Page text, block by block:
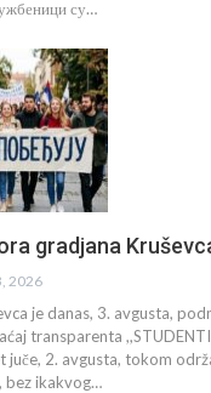
су…
gradjana
2026
je danas, 3. avgusta,
transparenta
juče, 2. avgusta, tokom
bez ikakvog…